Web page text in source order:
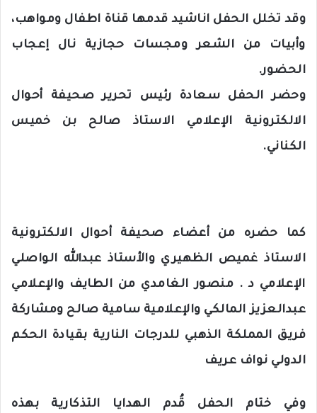
وقد تخلل الحفل اناشيد قدمها قناة اطفال ومواهب،
وأبيات من الشعر ومجسات حجازية نال إعجاب
الحضور.
وحضر الحفل سعادة رئيس تحرير صحيفة أحوال
الالكترونية الإعلامي الاستاذ صالح بن خميس
الكناني.
كما حضره من أعضاء صحيفة أحوال الالكترونية
الاستاذ غميص الظهيري والأستاذ عبدالله الواصلي
الإعلامي د . منصور الغامدي من الطايف والإعلامي
عبدالعزيز المالكي والإعلامية سامية صالح ومشاركة
فريق المملكة الذهبي للدرجات النارية بقيادة الحكم
الدولي نواف عريف
وفي ختام الحفل قُدم الهدايا التذكارية بهذه